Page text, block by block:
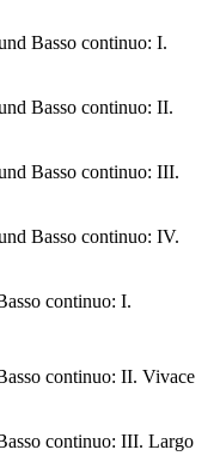
Basso continuo: I.
Basso continuo: II.
Basso continuo: III.
Basso continuo: IV.
continuo: I.
continuo: II. Vivace
continuo: III. Largo